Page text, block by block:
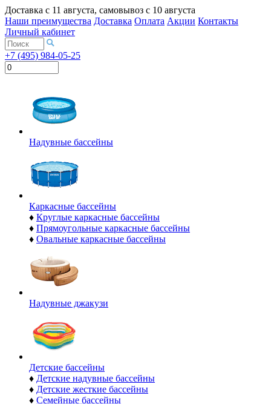
Доставка с 11 августа, самовывоз с 10 августа
Наши преимущества Доставка Оплата Акции Контакты
Личный кабинет
+7 (495) 984-05-25
Надувные бассейны
Каркасные бассейны
♦ Круглые каркасные бассейны
♦ Прямоугольные каркасные бассейны
♦ Овальные каркасные бассейны
Надувные джакузи
Детские бассейны
♦ Детские надувные бассейны
♦ Детские жесткие бассейны
♦ Семейные бассейны